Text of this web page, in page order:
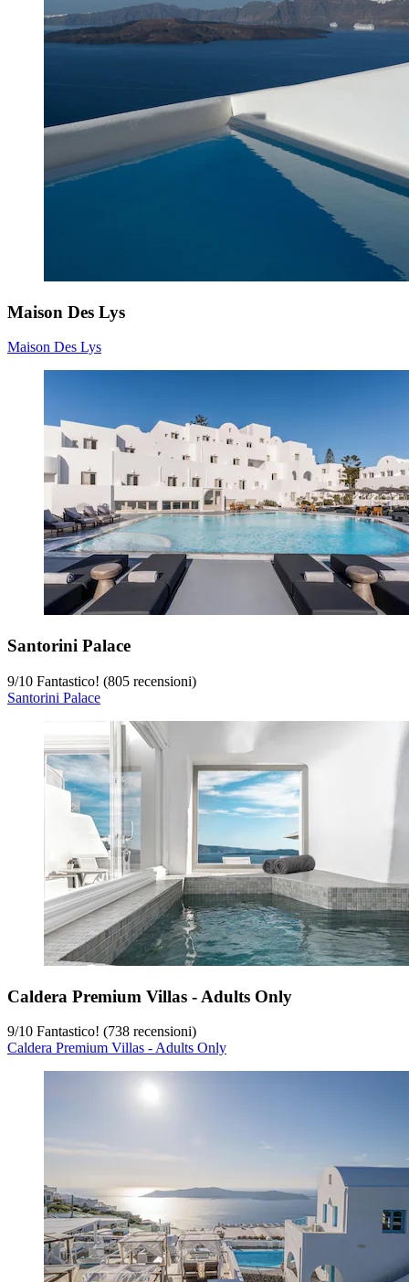
Maison Des Lys
Maison Des Lys
Santorini Palace
9/10 Fantastico! (805 recensioni)
Santorini Palace
Caldera Premium Villas - Adults Only
9/10 Fantastico! (738 recensioni)
Caldera Premium Villas - Adults Only